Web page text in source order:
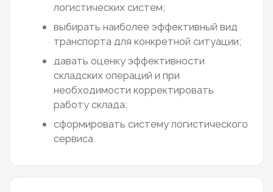
логистических систем;
выбирать наиболее эффективный вид
транспорта для конкретной ситуации;
давать оценку эффективности
складских операций и при
необходимости корректировать
работу склада;
сформировать систему логистического
сервиса.